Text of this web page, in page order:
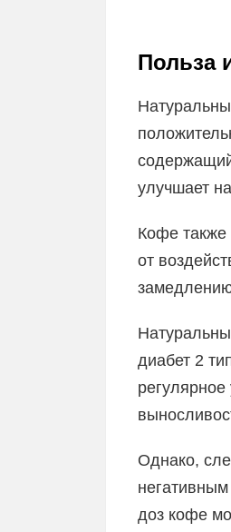
Польза
улучшает
Кофе также
от
диабет 2
Однако,
доз кофе